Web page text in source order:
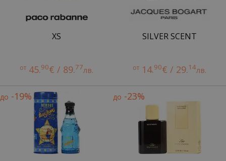
XS
от 45.90€ / 89.77лв.
SILVER SCENT
от 14.90€ / 29.14лв.
до -19% до -23%